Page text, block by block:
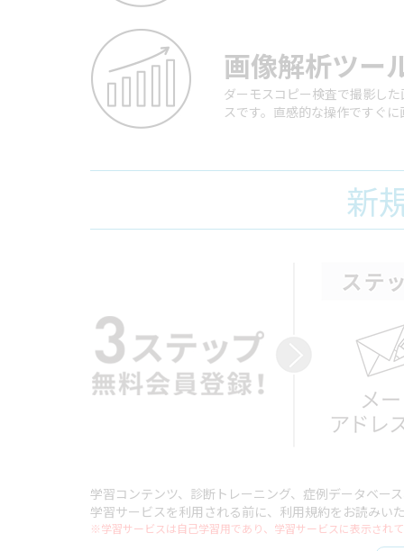
画像解析ツー
ダーモスコピー検査で撮影し
スです。直感的な操作ですぐ
新
学習コンテンツ、診断トレーニング、症例データベー
学習サービスを利用される前に、利用規約をお読みい
※学習サービスは自己学習用であり、学習サービスに表示され